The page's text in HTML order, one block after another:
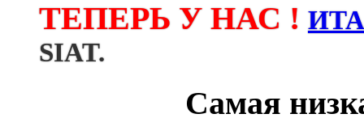
ТЕПЕРЬ У НАС !
SIAT.
Самая